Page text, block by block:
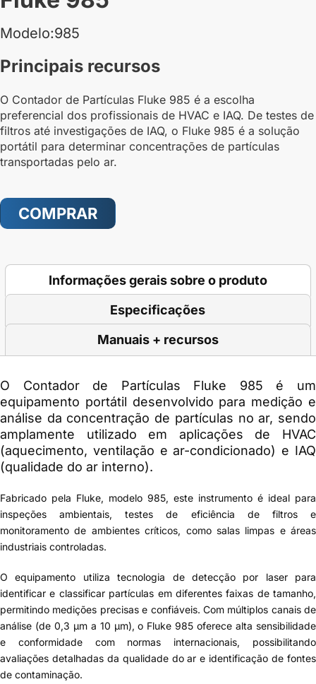
Modelo:985
Principais recursos
O Contador de Partículas Fluke 985 é a escolha
preferencial dos profissionais de HVAC e IAQ. De testes de
filtros até investigações de IAQ, o Fluke 985 é a solução
portátil para determinar concentrações de partículas
transportadas pelo ar.
COMPRAR
Informações gerais sobre o produto
Especificações
Manuais + recursos
O Contador de Partículas Fluke 985 é um
equipamento portátil desenvolvido para medição e
análise da concentração de partículas no ar, sendo
amplamente utilizado em aplicações de HVAC
(aquecimento, ventilação e ar-condicionado) e IAQ
(qualidade do ar interno).
Fabricado pela Fluke, modelo 985, este instrumento é ideal para
inspeções ambientais, testes de eficiência de filtros e
monitoramento de ambientes críticos, como salas limpas e áreas
industriais controladas.
O equipamento utiliza tecnologia de detecção por laser para
identificar e classificar partículas em diferentes faixas de tamanho,
permitindo medições precisas e confiáveis. Com múltiplos canais de
análise (de 0,3 µm a 10 µm), o Fluke 985 oferece alta sensibilidade
e conformidade com normas internacionais, possibilitando
avaliações detalhadas da qualidade do ar e identificação de fontes
de contaminação.